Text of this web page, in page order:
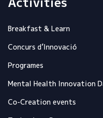
Breakfast & Learn
Concurs d’Innovació
Programes
Mental Health Innovation
Co-Creation events